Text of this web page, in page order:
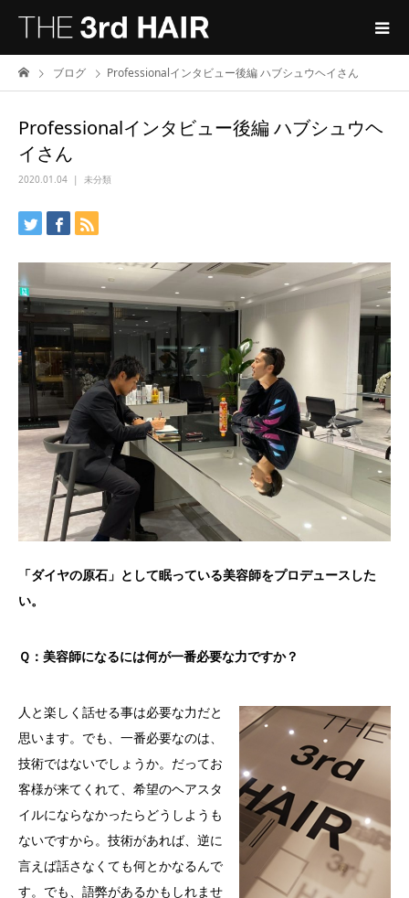
ブログ Professionalインタビュー後編 ハブシュウヘイさん
Professionalインタビュー後編 ハブシュウヘ
イさん
2020.01.04 未分類
「ダイヤの原石」として眠っている美容師をプロデュースした
い。
Ｑ：美容師になるには何が一番必要な力ですか？
人と楽しく話せる事は必要な力だと
思います。でも、一番必要なのは、
技術ではないでしょうか。だってお
客様が来てくれて、希望のヘアスタ
イルにならなかったらどうしようも
ないですから。技術があれば、逆に
言えば話さなくても何とかなるんで
す。でも、語弊があるかもしれませ